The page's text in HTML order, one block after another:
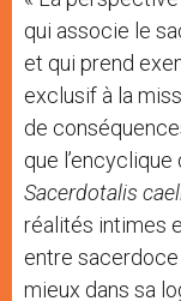
qui associe le
et qui prend
exclusif à la
de
que
Sacerdotalis
réalités intimes
entre
mieux dans sa